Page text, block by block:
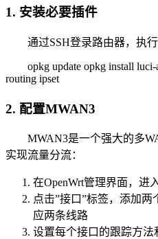
1. 安装必要插件
通过SSH登录路由器，执
opkg update opkg install
routing ipset
2. 配置MWAN3
MWAN3是一个强大的多
实现流量分流：
在OpenWrt管理界面，进
点击”接口”标签，添加两
应两条线路
设置每个接口的跟踪方法